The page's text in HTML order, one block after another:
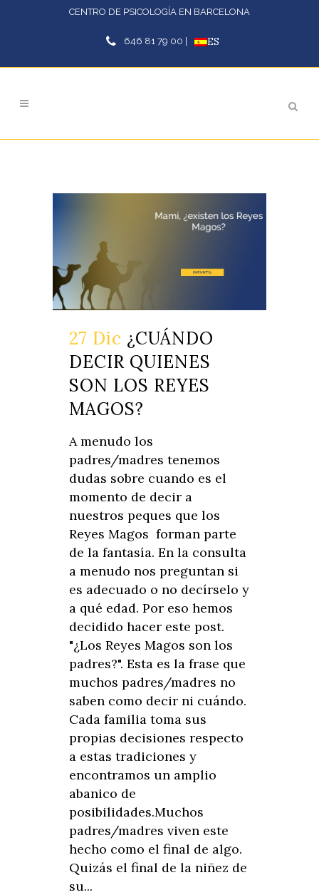
CENTRO DE PSICOLOGÍA EN BARCELONA
646 81 79 00 | ES
27 Dic ¿CUÁNDO
DECIR QUIENES
SON LOS REYES
MAGOS?
A menudo los
padres/madres tenemos
dudas sobre cuando es el
momento de decir a
nuestros peques que los
Reyes Magos forman parte
de la fantasía. En la consulta
a menudo nos preguntan si
es adecuado o no decírselo y
a qué edad. Por eso hemos
decidido hacer este post.
"¿Los Reyes Magos son los
padres?". Esta es la frase que
muchos padres/madres no
saben como decir ni cuándo.
Cada familia toma sus
propias decisiones respecto
a estas tradiciones y
encontramos un amplio
abanico de
posibilidades.Muchos
padres/madres viven este
hecho como el final de algo.
Quizás el final de la niñez de
su...